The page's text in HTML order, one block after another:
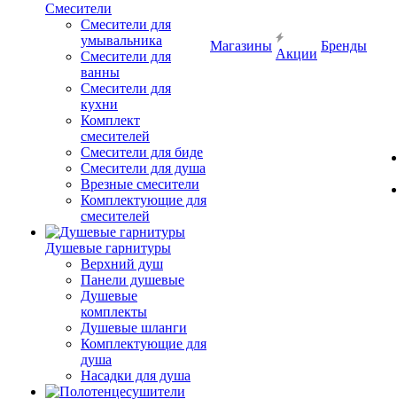
Смесители
Смесители для
умывальника
Смесители для
ванны
Смесители для
кухни
Комплект
смесителей
Смесители для биде
Смесители для душа
Врезные смесители
Комплектующие для
смесителей
Душевые гарнитуры
Верхний душ
Панели душевые
Душевые
комплекты
Душевые шланги
Комплектующие для
душа
Насадки для душа
Магазины
Акции
Бренды